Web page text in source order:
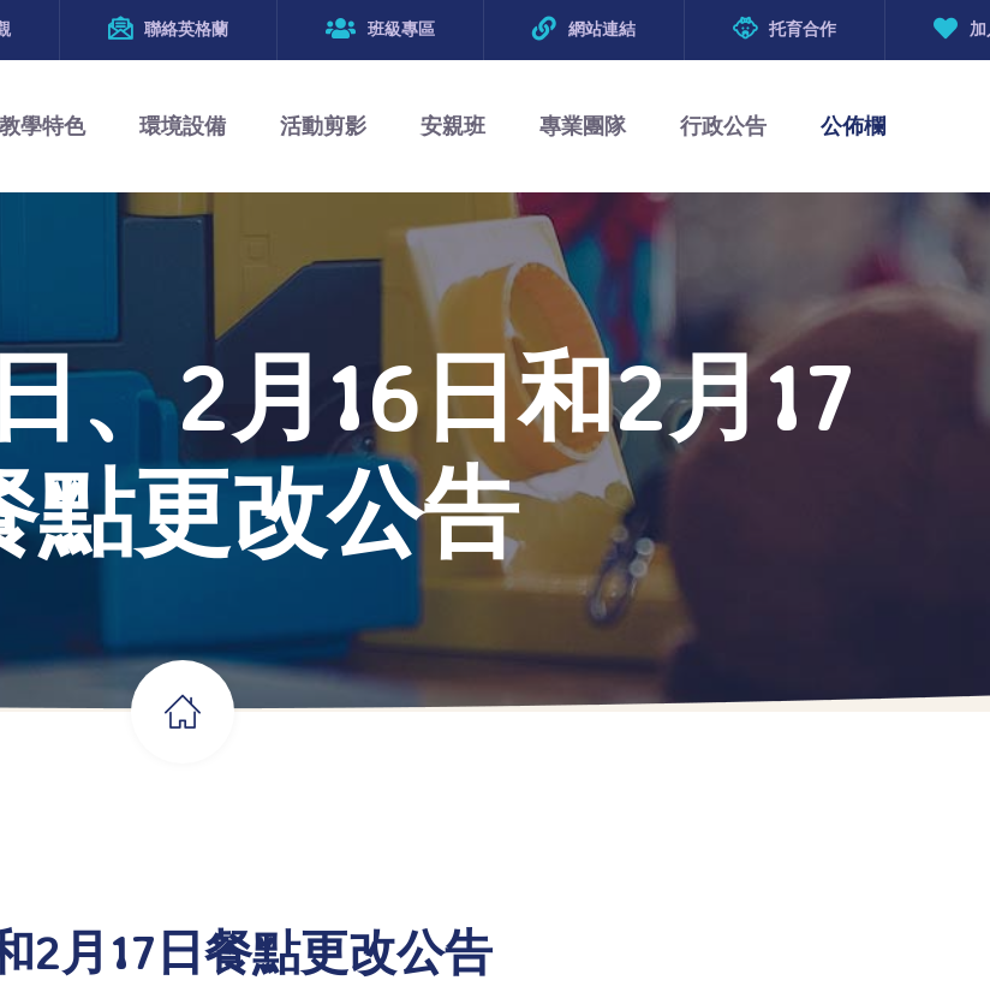
聯絡英格蘭 班級專區 網站連結 托育合作
教學特色 環境設備 活動剪影 安親班 專業團隊 行政公告 公佈欄
、2月16日和2月17
點更改公告
2月17日餐點更改公告